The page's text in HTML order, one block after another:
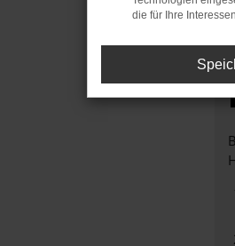
die für Ihre